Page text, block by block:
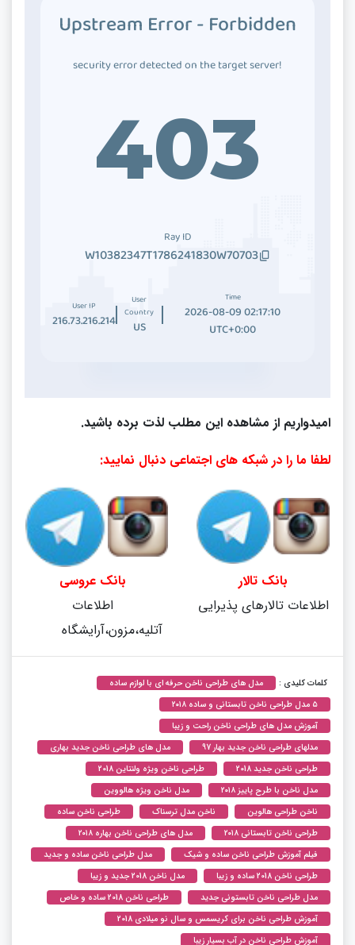
امیدواریم از مشاهده این مطلب لذت برده باشید.
لطفا ما را در شبکه های اجتماعی دنبال نمایید:
بانک تالار
اطلاعات تالارهای پذیرایی
بانک عروسی
اطلاعات
آتلیه،مزون،آرایشگاه
کلمات کلیدی :
مدل های طراحی ناخن حرفه ای با لوازم ساده
۵ مدل طراحی ناخن تابستانی و ساده ۲۰۱۸
آموزش مدل های طراحی ناخن راحت و زیبا
مدلهای طراحی ناخن جدید بهار 97
مدل های طراحی ناخن جدید بهاری
طراحی ناخن جدید 2018
طراحی ناخن ویژه ولنتاین 2018
مدل ناخن با طرح پاییز ۲۰۱۸
مدل ناخن ویژه هالووین
ناخن طراحی هالوین
ناخن مدل ترسناک
طراحی ناخن ساده
طراحی ناخن تابستانی ۲۰۱۸
مدل های طراحی ناخن بهاره ۲۰۱۸
فیلم آموزش طراحی ناخن ساده و شیک
مدل طراحی ناخن ساده و جدید
طراحی ناخن 2018 ساده و زیبا
مدل ناخن 2018 جدید و زیبا
مدل طراحی ناخن تابستونی جدید
طراحی ناخن 2018 ساده و خاص
آموزش طراحی ناخن برای کریسمس و سال نو میلادی 2018
آموزش طراحی ناخن در آب بسیار زیبا